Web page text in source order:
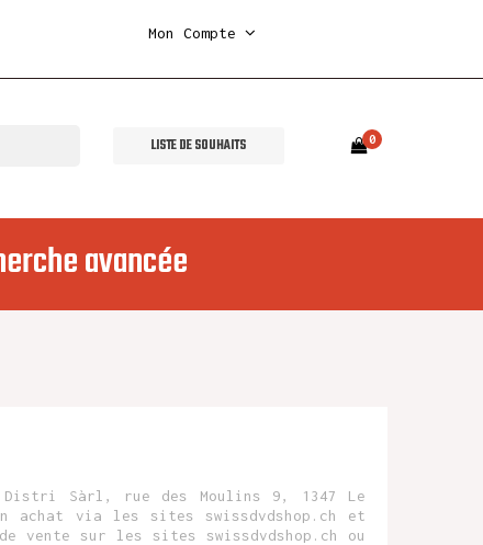
Mon Compte
LISTE DE SOUHAITS 0
avancée
Distri Sàrl, rue des Moulins 9, 1347 Le
achat via les sites swissdvdshop.ch et
vente sur les sites swissdvdshop.ch ou